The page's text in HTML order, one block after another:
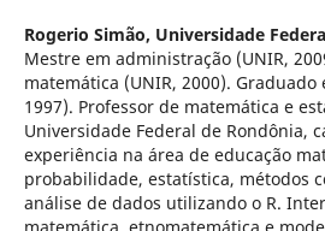
Rogerio Simão, Universidade
Mestre em administração (UNIR,
matemática (UNIR, 2000).
1997). Professor de matemática e
Universidade Federal de Rondônia,
experiência na área de educação
probabilidade, estatística, métodos
análise de dados utilizando o R.